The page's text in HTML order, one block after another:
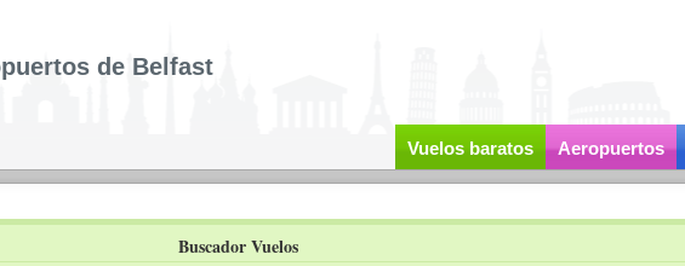
de Belfast
Vuelos baratos Aeropuertos
Buscador Vuelos